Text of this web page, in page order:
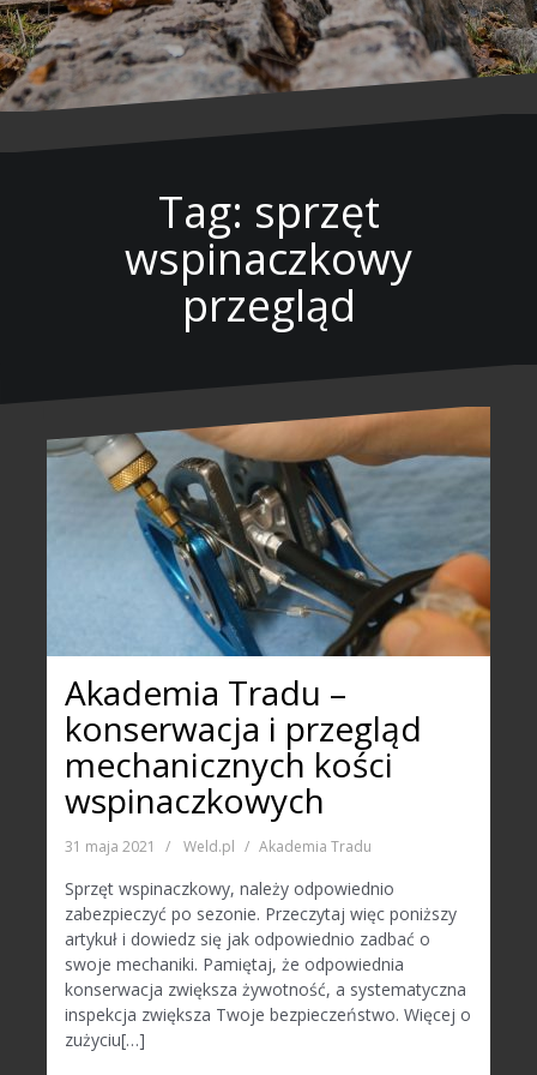
Tag: sprzęt
wspinaczkowy
przegląd
Akademia Tradu –
konserwacja i przegląd
mechanicznych kości
wspinaczkowych
31 maja 2021 Weld.pl Akademia Tradu
Sprzęt wspinaczkowy, należy odpowiednio
zabezpieczyć po sezonie. Przeczytaj więc poniższy
artykuł i dowiedz się jak odpowiednio zadbać o
swoje mechaniki. Pamiętaj, że odpowiednia
konserwacja zwiększa żywotność, a systematyczna
inspekcja zwiększa Twoje bezpieczeństwo. Więcej o
zużyciu[…]